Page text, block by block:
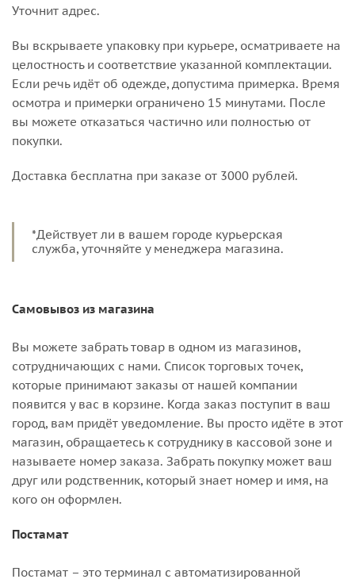
Уточнит адрес.
Вы вскрываете упаковку при курьере, осматриваете на
целостность и соответствие указанной комплектации.
Если речь идёт об одежде, допустима примерка. Время
осмотра и примерки ограничено 15 минутами. После
вы можете отказаться частично или полностью от
покупки.
Доставка бесплатна при заказе от 3000 рублей.
*Действует ли в вашем городе курьерская
служба, уточняйте у менеджера магазина.
Самовывоз из магазина
Вы можете забрать товар в одном из магазинов,
сотрудничающих с нами. Список торговых точек,
которые принимают заказы от нашей компании
появится у вас в корзине. Когда заказ поступит в ваш
город, вам придёт уведомление. Вы просто идёте в этот
магазин, обращаетесь к сотруднику в кассовой зоне и
называете номер заказа. Забрать покупку может ваш
друг или родственник, который знает номер и имя, на
кого он оформлен.
Постамат
Постамат – это терминал с автоматизированной